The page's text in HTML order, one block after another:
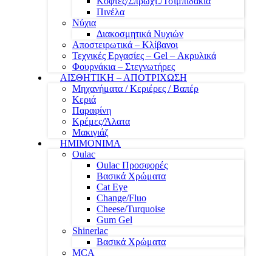
Πινέλα
Νύχια
Διακοσμητικά Νυχιών
Αποστειρωτικά – Κλίβανοι
Τεχνικές Εργασίες – Gel – Ακρυλικά
Φουρνάκια – Στεγνωτήρες
ΑΙΣΘΗΤΙΚΗ – ΑΠΟΤΡΙΧΩΣΗ
Μηχανήματα / Κεριέρες / Βαπέρ
Κεριά
Παραφίνη
Κρέμες/Άλατα
Μακιγιάζ
ΗΜΙΜΟΝΙΜΑ
Oulac
Oulac Προσφορές
Βασικά Χρώματα
Cat Eye
Change/Fluo
Cheese/Turquoise
Gum Gel
Shinerlac
Βασικά Χρώματα
MCA